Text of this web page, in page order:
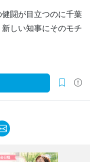
闘が目立つのに千葉
しい知事にそのモチ